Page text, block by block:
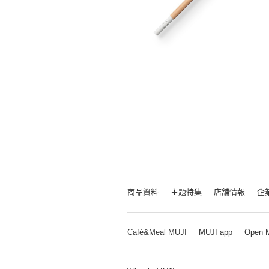
商品資料 主題特集 店舗情報 企
Café&Meal MUJI MUJI app Open